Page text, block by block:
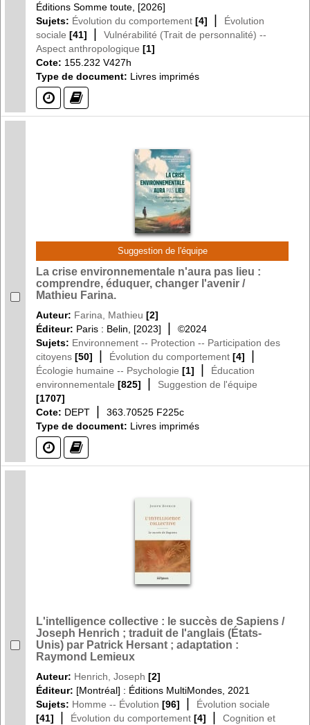
Éditions Somme toute, [2026]
Sujets: Évolution du comportement [4] |
Évolution
sociale [41] |
Vulnérabilité (Trait de personnalité) --
Aspect anthropologique [1]
Cote: 155.232 V427h
Type de document: Livres imprimés
(?) (?)
Suggestion de l'équipe
La crise environnementale n'aura pas lieu :
comprendre, éduquer, changer l'avenir /
Mathieu Farina.
Auteur: Farina, Mathieu [2]
Éditeur: Paris : Belin, [2023] |
©2024
Sujets: Environnement -- Protection -- Participation des
citoyens [50] | Évolution du comportement [4] |
Écologie humaine -- Psychologie [1] |
Éducation
environnementale [825] |
Suggestion de l'équipe
[1707]
Cote: DEPT |
363.70525 F225c
Type de document: Livres imprimés
(?) (?)
L'intelligence collective : le succès de Sapiens /
Joseph Henrich ; traduit de l'anglais (États-
Unis) par Patrick Hersant ; adaptation :
Raymond Lemieux
Auteur: Henrich, Joseph [2]
Éditeur: [Montréal] : Éditions MultiMondes, 2021
Sujets: Homme -- Évolution [96] |
Évolution sociale
[41]
| Évolution du comportement [4] |
Cognition et